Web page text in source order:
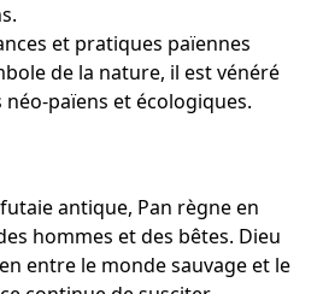
et pratiques païennes
de la nature, il est vénéré
païens et écologiques.
antique, Pan règne en
hommes et des bêtes. Dieu
entre le monde sauvage et le